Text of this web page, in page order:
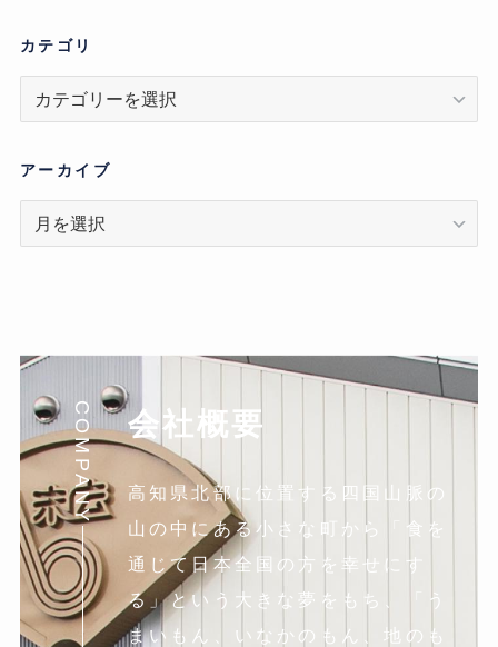
カテゴリ
リ
アーカイブ
ア
COMPANY 会社概要
高知県北部に位置する四国山脈の
山の中にある小さな町から「食を
通じて日本全国の方を幸せにす
る」という大きな夢をもち、「う
まいもん、いなかのもん、地のも